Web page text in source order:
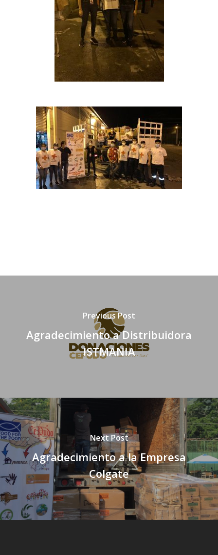
Previous Post
Agradecimiento a Distribuidora
ISTMANIA
Next Post
Agradecimiento a la Empresa
Colgate